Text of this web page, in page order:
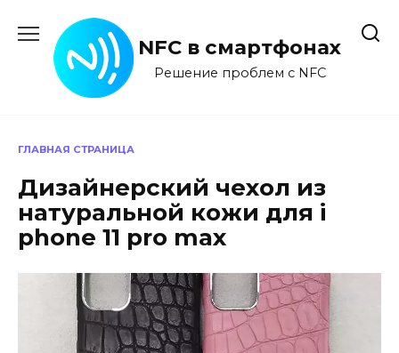
содержанию
NFC в смартфонах
Решение проблем с NFC
ГЛАВНАЯ СТРАНИЦА
Дизайнерский чехол из
натуральной кожи для i
phone 11 pro max